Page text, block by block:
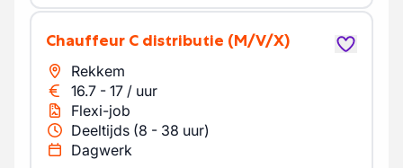
Chauffeur C distributie (M/V/X)
Rekkem
16.7 - 17 / uur
Flexi-job
Deeltijds (8 - 38 uur)
Dagwerk